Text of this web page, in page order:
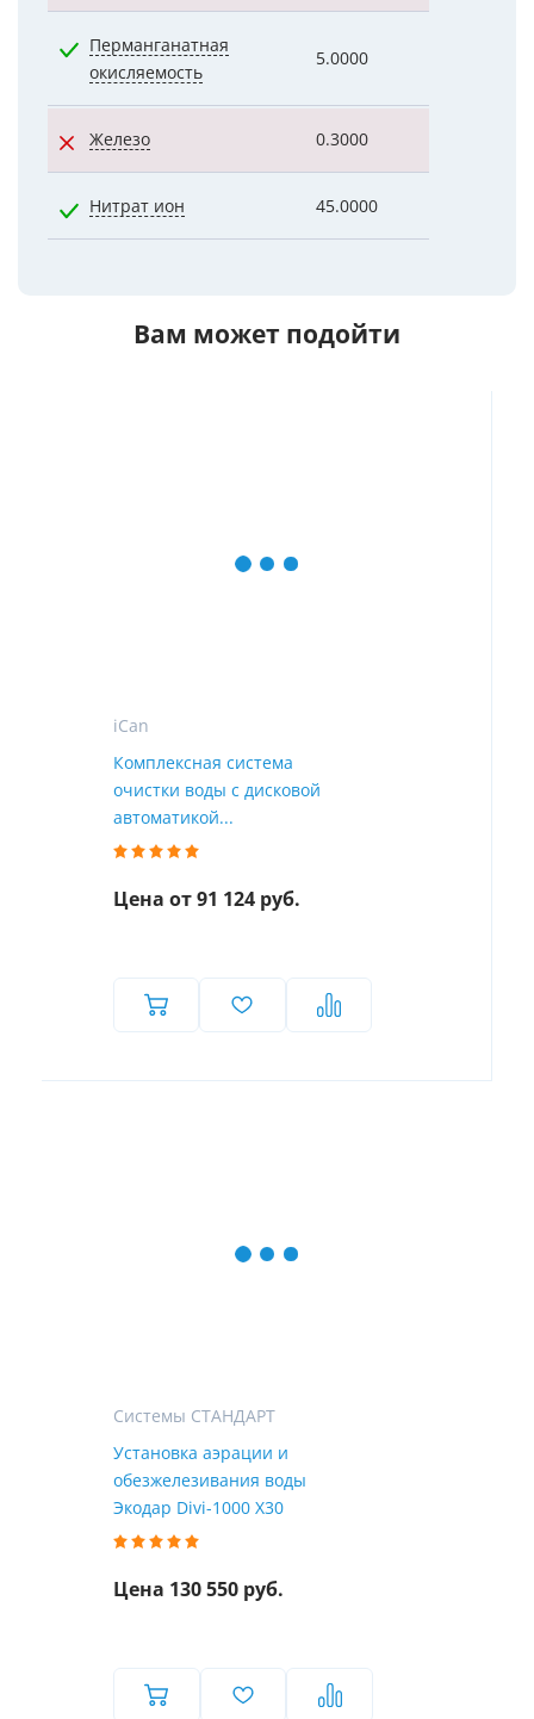
Перманганатная
окисляемость
5.0000
Железо 0.3000
Нитрат ион 45.0000
Вам может подойти
iCan
Комплексная система
очистки воды с дисковой
автоматикой...
Цена от 91 124 руб.
Системы СТАНДАРТ
Установка аэрации и
обезжелезивания воды
Экодар Divi-1000 X30
Цена 130 550 руб.